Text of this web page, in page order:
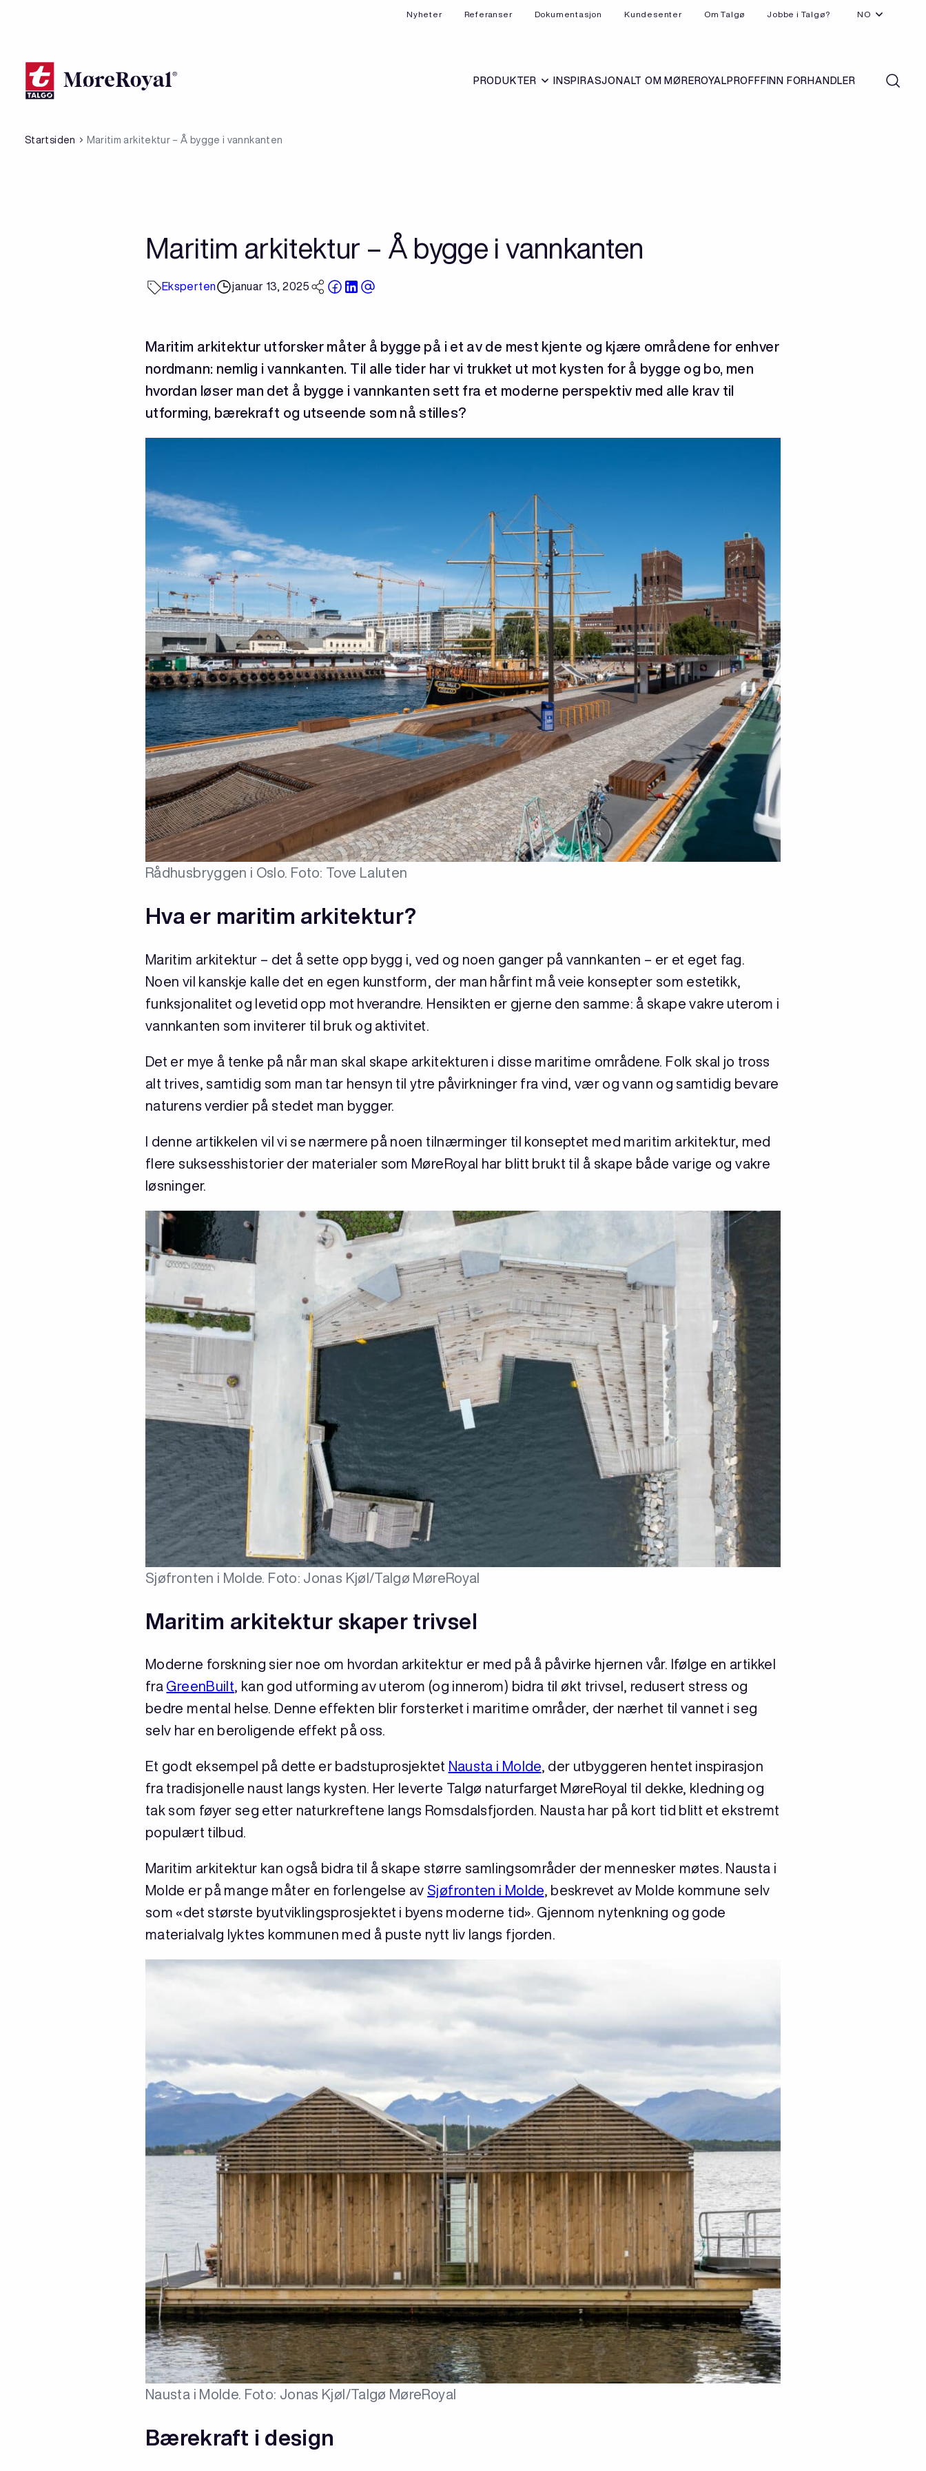
Nyheter Referanser Dokumentasjon Kundesenter Om Talgø Jobbe i Talgø? NO
PRODUKTER INSPIRASJON ALT OM MØREROYAL PROFF FINN FORHANDLER
Startsiden Maritim arkitektur – Å bygge i vannkanten
Maritim arkitektur – Å bygge i vannkanten
Eksperten januar 13, 2025
Maritim arkitektur utforsker måter å bygge på i et av de mest kjente og kjære områdene for enhver
nordmann: nemlig i vannkanten. Til alle tider har vi trukket ut mot kysten for å bygge og bo, men
hvordan løser man det å bygge i vannkanten sett fra et moderne perspektiv med alle krav til
utforming, bærekraft og utseende som nå stilles?
Rådhusbryggen i Oslo. Foto: Tove Laluten
Hva er maritim arkitektur?
Maritim arkitektur – det å sette opp bygg i, ved og noen ganger på vannkanten – er et eget fag.
Noen vil kanskje kalle det en egen kunstform, der man hårfint må veie konsepter som estetikk,
funksjonalitet og levetid opp mot hverandre. Hensikten er gjerne den samme: å skape vakre uterom i
vannkanten som inviterer til bruk og aktivitet.
Det er mye å tenke på når man skal skape arkitekturen i disse maritime områdene. Folk skal jo tross
alt trives, samtidig som man tar hensyn til ytre påvirkninger fra vind, vær og vann og samtidig bevare
naturens verdier på stedet man bygger.
I denne artikkelen vil vi se nærmere på noen tilnærminger til konseptet med maritim arkitektur, med
flere suksesshistorier der materialer som MøreRoyal har blitt brukt til å skape både varige og vakre
løsninger.
Sjøfronten i Molde. Foto: Jonas Kjøl/Talgø MøreRoyal
Maritim arkitektur skaper trivsel
Moderne forskning sier noe om hvordan arkitektur er med på å påvirke hjernen vår. Ifølge en artikkel
fra GreenBuilt, kan god utforming av uterom (og innerom) bidra til økt trivsel, redusert stress og
bedre mental helse. Denne effekten blir forsterket i maritime områder, der nærhet til vannet i seg
selv har en beroligende effekt på oss.
Et godt eksempel på dette er badstuprosjektet Nausta i Molde, der utbyggeren hentet inspirasjon
fra tradisjonelle naust langs kysten. Her leverte Talgø naturfarget MøreRoyal til dekke, kledning og
tak som føyer seg etter naturkreftene langs Romsdalsfjorden. Nausta har på kort tid blitt et ekstremt
populært tilbud.
Maritim arkitektur kan også bidra til å skape større samlingsområder der mennesker møtes. Nausta i
Molde er på mange måter en forlengelse av Sjøfronten i Molde, beskrevet av Molde kommune selv
som «det største byutviklingsprosjektet i byens moderne tid». Gjennom nytenkning og gode
materialvalg lyktes kommunen med å puste nytt liv langs fjorden.
Nausta i Molde. Foto: Jonas Kjøl/Talgø MøreRoyal
Bærekraft i design